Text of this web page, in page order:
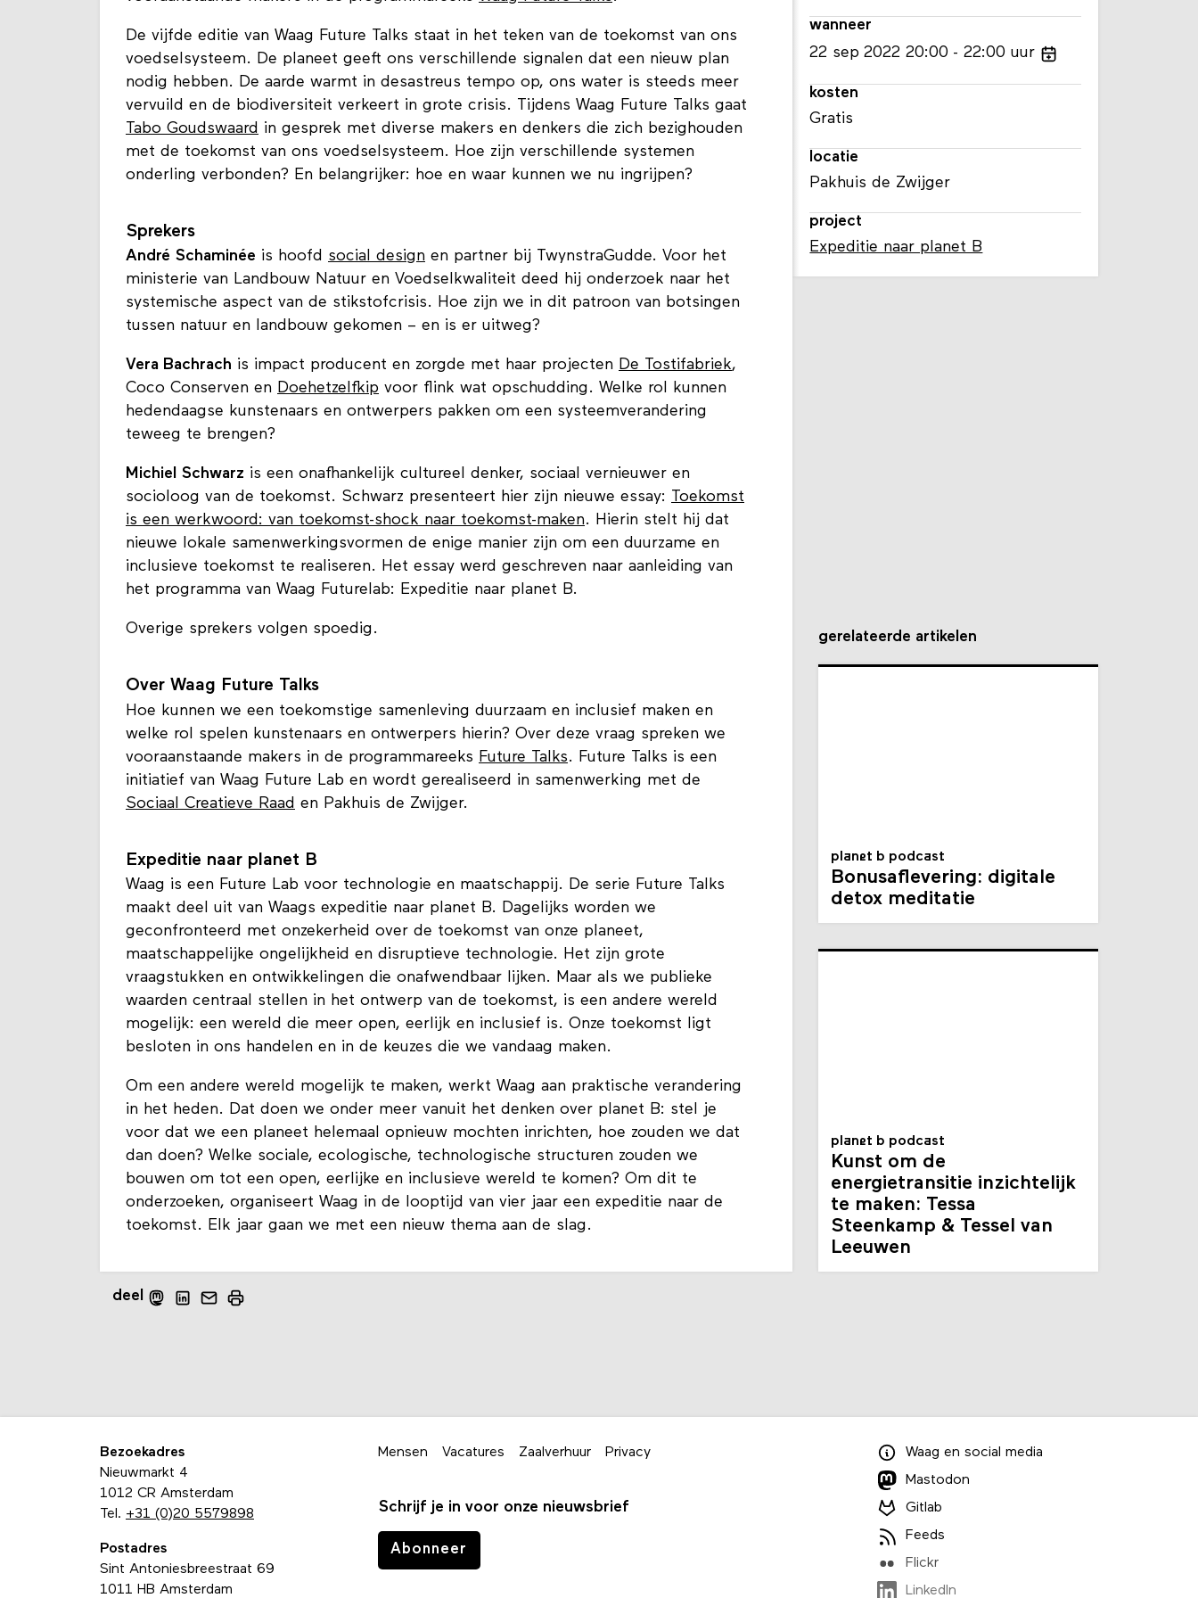
De vijfde editie van Waag Future Talks staat in het teken van de toekomst van ons
voedselsysteem. De planeet geeft ons verschillende signalen dat een nieuw plan
nodig hebben. De aarde warmt in desastreus tempo op, ons water is steeds meer
vervuild en de biodiversiteit verkeert in grote crisis. Tijdens Waag Future Talks gaat
Tabo Goudswaard in gesprek met diverse makers en denkers die zich bezighouden
met de toekomst van ons voedselsysteem. Hoe zijn verschillende systemen
onderling verbonden? En belangrijker: hoe en waar kunnen we nu ingrijpen?
Sprekers
André Schaminée is hoofd social design en partner bij TwynstraGudde. Voor het
ministerie van Landbouw Natuur en Voedselkwaliteit deed hij onderzoek naar het
systemische aspect van de stikstofcrisis. Hoe zijn we in dit patroon van botsingen
tussen natuur en landbouw gekomen – en is er uitweg?
Vera Bachrach is impact producent en zorgde met haar projecten De Tostifabriek,
Coco Conserven en Doehetzelfkip voor flink wat opschudding. Welke rol kunnen
hedendaagse kunstenaars en ontwerpers pakken om een systeemverandering
teweeg te brengen?
Michiel Schwarz is een onafhankelijk cultureel denker, sociaal vernieuwer en
socioloog van de toekomst. Schwarz presenteert hier zijn nieuwe essay:
Toekomst
is een werkwoord: van toekomst-shock naar toekomst-maken. Hierin stelt hij dat
nieuwe lokale samenwerkingsvormen de enige manier zijn om een duurzame en
inclusieve toekomst te realiseren. Het essay werd geschreven naar aanleiding van
het programma van Waag Futurelab: Expeditie naar planet B.
Overige sprekers volgen spoedig.
Over Waag Future Talks
Hoe kunnen we een toekomstige samenleving duurzaam en inclusief maken en
welke rol spelen kunstenaars en ontwerpers hierin? Over deze vraag spreken we
vooraanstaande makers in de programmareeks Future Talks. Future Talks is een
initiatief van Waag Future Lab en wordt gerealiseerd in samenwerking met de
Sociaal Creatieve Raad en Pakhuis de Zwijger.
Expeditie naar planet B
Waag is een Future Lab voor technologie en maatschappij. De serie Future Talks
maakt deel uit van Waags expeditie naar planet B. Dagelijks worden we
geconfronteerd met onzekerheid over de toekomst van onze planeet,
maatschappelijke ongelijkheid en disruptieve technologie. Het zijn grote
vraagstukken en ontwikkelingen die onafwendbaar lijken. Maar als we publieke
waarden centraal stellen in het ontwerp van de toekomst, is een andere wereld
mogelijk: een wereld die meer open, eerlijk en inclusief is. Onze toekomst ligt
besloten in ons handelen en in de keuzes die we vandaag maken.
Om een andere wereld mogelijk te maken, werkt Waag aan praktische verandering
in het heden. Dat doen we onder meer vanuit het denken over planet B: stel je
voor dat we een planeet helemaal opnieuw mochten inrichten, hoe zouden we dat
dan doen? Welke sociale, ecologische, technologische structuren zouden we
bouwen om tot een open, eerlijke en inclusieve wereld te komen? Om dit te
onderzoeken, organiseert Waag in de looptijd van vier jaar een expeditie naar de
toekomst. Elk jaar gaan we met een nieuw thema aan de slag.
wanneer
22 sep 2022 20:00 22:00 uur
kosten
Gratis
locatie
Pakhuis de Zwijger
project
Expeditie naar planet B
deel
gerelateerde artikelen
planet b podcast
Bonusaflevering: digitale
detox meditatie
planet b podcast
Kunst om de
energietransitie inzichtelijk
te maken: Tessa
Steenkamp & Tessel van
Leeuwen
Bezoekadres
Nieuwmarkt 4
1012 CR Amsterdam
Tel. +31 (0)20 5579898
Postadres
Sint Antoniesbreestraat 69
1011 HB Amsterdam
Mensen Vacatures Zaalverhuur Privacy
Schrijf je in voor onze nieuwsbrief
Abonneer
Waag en social media
Mastodon
Gitlab
Feeds
Flickr
LinkedIn